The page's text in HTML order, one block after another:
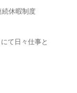
続休暇制度
て日々仕事と